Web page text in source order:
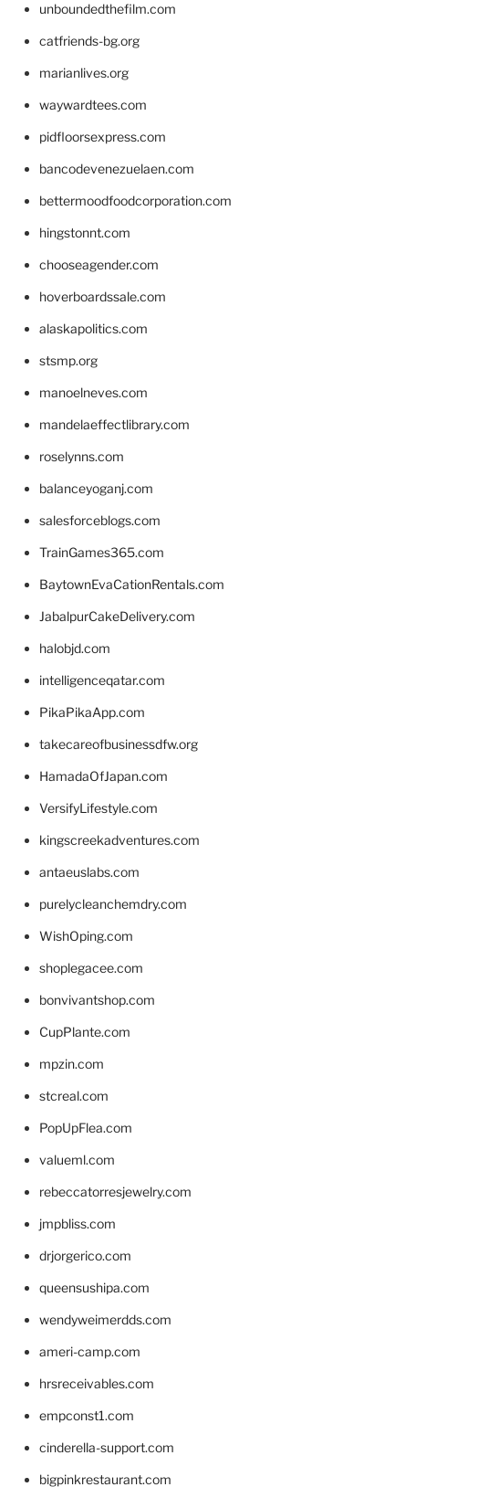
unboundedthefilm.com
catfriends-bg.org
marianlives.org
waywardtees.com
pidfloorsexpress.com
bancodevenezuelaen.com
bettermoodfoodcorporation.com
hingstonnt.com
chooseagender.com
hoverboardssale.com
alaskapolitics.com
stsmp.org
manoelneves.com
mandelaeffectlibrary.com
roselynns.com
balanceyoganj.com
salesforceblogs.com
TrainGames365.com
BaytownEvaCationRentals.com
JabalpurCakeDelivery.com
halobjd.com
intelligenceqatar.com
PikaPikaApp.com
takecareofbusinessdfw.org
HamadaOfJapan.com
VersifyLifestyle.com
kingscreekadventures.com
antaeuslabs.com
purelycleanchemdry.com
WishOping.com
shoplegacee.com
bonvivantshop.com
CupPlante.com
mpzin.com
stcreal.com
PopUpFlea.com
valueml.com
rebeccatorresjewelry.com
jmpbliss.com
drjorgerico.com
queensushipa.com
wendyweimerdds.com
ameri-camp.com
hrsreceivables.com
empconst1.com
cinderella-support.com
bigpinkrestaurant.com